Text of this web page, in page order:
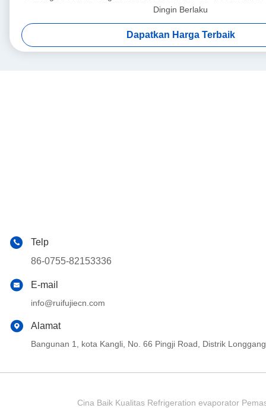
Dingin Berlaku
Dapatkan Harga Terbaik
Telp
86-0755-82153336
E-mail
info@ruifujiecn.com
Alamat
Bangunan 1, kota Kangli, No. 66 Pingji Road, Distrik
Cina Baik Kualitas Refrigeration evaporator